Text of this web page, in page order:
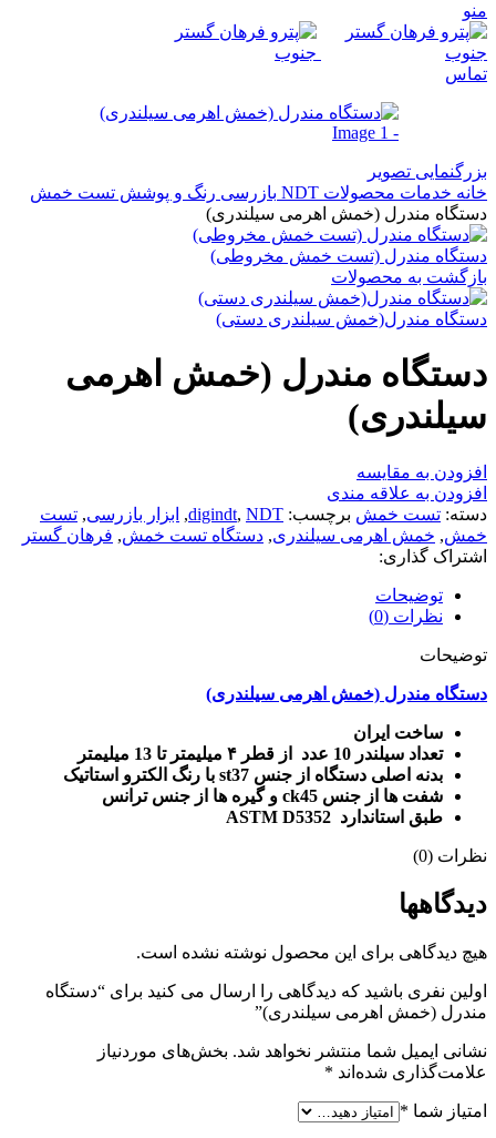
منو
تماس
بزرگنمایی تصویر
خانه خدمات محصولات NDT بازرسی رنگ و پوشش تست خمش
دستگاه مندرل (خمش اهرمی سیلندری)
دستگاه مندرل (تست خمش مخروطی)
بازگشت به محصولات
دستگاه مندرل(خمش سیلندری دستی)
دستگاه مندرل (خمش اهرمی
سیلندری)
افزودن به مقایسه
افزودن به علاقه مندی
دسته: تست خمش برچسب: digindt, NDT
, ابزار بازرسی, تست
خمش, خمش اهرمی سیلندری, دستگاه تست خمش, فرهان گستر
اشتراک گذاری:
توضیحات
نظرات (0)
توضیحات
دستگاه مندرل (خمش اهرمی سیلندری)
ساخت ایران
تعداد سیلندر 10 عدد از قطر ۴ میلیمتر تا 13 میلیمتر
بدنه اصلی دستگاه از جنس st37 با رنگ الکترو استاتیک
شفت ها از جنس ck45 و گیره ها از جنس ترانس
طبق استاندارد ASTM D5352
نظرات (0)
دیدگاهها
هیچ دیدگاهی برای این محصول نوشته نشده است.
اولین نفری باشید که دیدگاهی را ارسال می کنید برای “دستگاه
مندرل (خمش اهرمی سیلندری)”
نشانی ایمیل شما منتشر نخواهد شد. بخش‌های موردنیاز
علامت‌گذاری شده‌اند *
امتیاز شما *